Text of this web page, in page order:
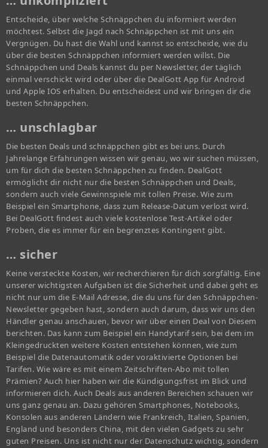
Entscheide, über welche Schnäppchen du informiert werden
möchtest. Selbst die Jagd nach Schnäppchen ist mit uns ein
Vergnügen. Du hast die Wahl und kannst so entscheide, wie du
über die besten Schnäppchen informiert werden willst. Die
Schnäppchen und Deals kannst du per Newsletter, der täglich
einmal verschickt wird oder über die DealGott App für Android
und Apple IOS erhalten. Du entscheidest und wir bringen dir die
besten Schnäppchen.
… unschlagbar
Die besten Deals und schnäppchen gibt es bei uns. Durch
Jahrelange Erfahrungen wissen wir genau, wo wir suchen müssen,
um für dich die besten Schnäppchen zu finden. DealGott
ermöglicht dir nicht nur die besten Schnäppchen und Deals,
sondern auch viele Gewinnspiele mit tollen Preise. Wie zum
Beispiel ein Smartphone, dass zum Release-Datum verlost wird.
Bei DealGott findest auch viele kostenlose Test-Artikel oder
Proben, die es immer für ein begrenztes Kontingent gibt.
… sicher
Keine versteckte Kosten, wir recherchieren für dich sorgfältig. Eine
unserer wichtigsten Aufgaben ist die Sicherheit und dabei geht es
nicht nur um die E-Mail Adresse, die du uns für den Schnäppchen-
Newsletter gegeben hast, sondern auch darum, dass wir uns den
Händler genau anschauen, bevor wir über einen Deal von Diesem
berichten. Das kann zum Beispiel ein Handytarif sein, bei dem im
Kleingedruckten weitere Kosten entstehen können, wie zum
Beispiel die Datenautomatik oder voraktivierte Optionen bei
Tarifen. Wie wäre es mit einem Zeitschriften-Abo mit tollen
Prämien? Auch hier haben wir die Kündigungsfrist im Blick und
informieren dich. Auch Deals aus anderen Bereichen schauen wir
uns ganz genau an. Dazu gehören Smartphones, Notebooks,
Konsolen aus anderen Ländern wie Frankreich, Italien, Spanien,
England und besonders China, mit den vielen Gadgets zu sehr
guten Preisen. Uns ist nicht nur der Datenschutz wichtig, sondern